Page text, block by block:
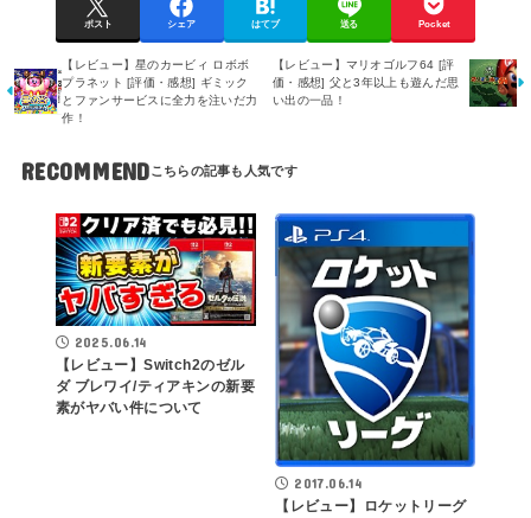
ポスト シェア はてブ 送る Pocket
【レビュー】星のカービィ ロボボ
プラネット [評価・感想] ギミック
とファンサービスに全力を注いだ力
作！
【レビュー】マリオゴルフ64 [評
価・感想] 父と3年以上も遊んだ思
い出の一品！
RECOMMEND
2025.06.14
【レビュー】Switch2のゼル
ダ ブレワイ/ティアキンの新要
素がヤバい件について
2017.06.14
【レビュー】ロケットリーグ